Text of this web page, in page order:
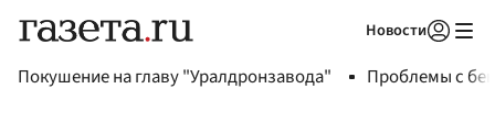
Новости
Покушение на главу "Уралдронзавода" Проблемы с